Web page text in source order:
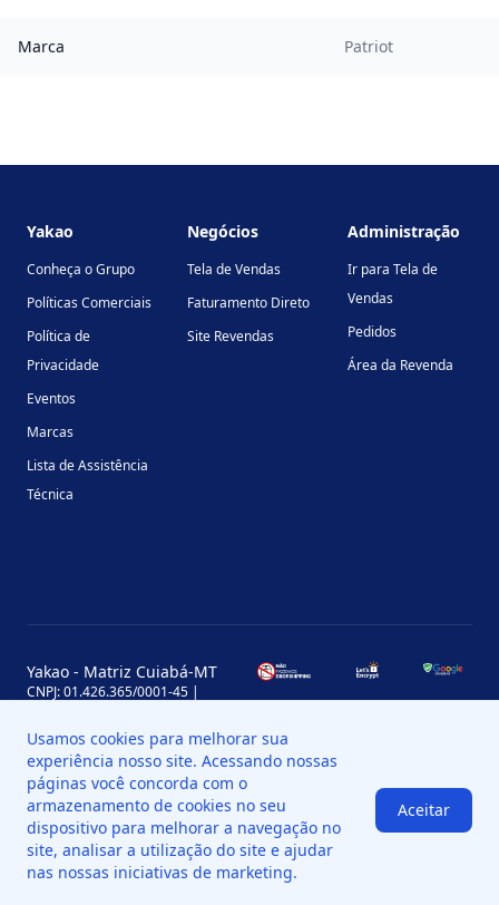
Marca Patriot
Yakao
Conheça o Grupo
Políticas Comerciais
Política de
Privacidade
Eventos
Marcas
Lista de Assistência
Técnica
Negócios
Tela de Vendas
Faturamento Direto
Site Revendas
Administração
Ir para Tela de
Vendas
Pedidos
Área da Revenda
Yakao - Matriz Cuiabá-MT
CNPJ: 01.426.365/0001-45 |
Leblon, MT, Brasil, CEP 78060-000
Yakao - Filial Sinop-MT
CNPJ: 01.426.365/0008-11 |
Inscrição Estadual: 13.898.651-7
Av. das Palmeiras, 109, St. Industrial
Norte, Sinop - MT, Brasil, CEP 78550-
518
Usamos cookies para melhorar sua
experiência nosso site. Acessando nossas
páginas você concorda com o
armazenamento de cookies no seu
dispositivo para melhorar a navegação no
site, analisar a utilização do site e ajudar
nas nossas iniciativas de marketing.
Aceitar